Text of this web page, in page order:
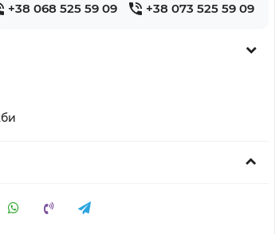
+38 068 525 59 09 +38 073 525 59 09